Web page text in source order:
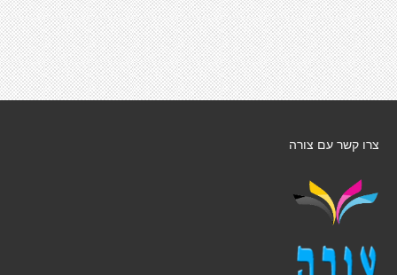
צרו קשר עם צורה